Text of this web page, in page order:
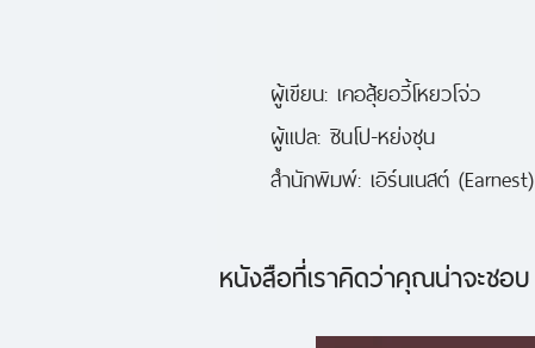
ผู้เขียน: เคอสุ้ยอวี้โหยวโจ่ว
ผู้แปล: ซินโป-หย่งชุน
สำนักพิมพ์: เอิร์นเนสต์ (Earnest)
หนังสือที่เราคิดว่าคุณน่าจะชอบ